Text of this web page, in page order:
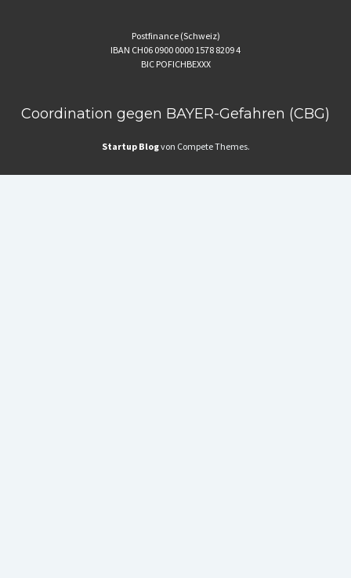
Postfinance (Schweiz)
IBAN CH06 0900 0000 1578 8209 4
BIC POFICHBEXXX
Coordination gegen BAYER-Gefahren (CBG)
Startup Blogvon Compete Themes.